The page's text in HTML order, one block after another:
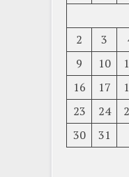
2
3
9
10
16
17
23
24
30
31